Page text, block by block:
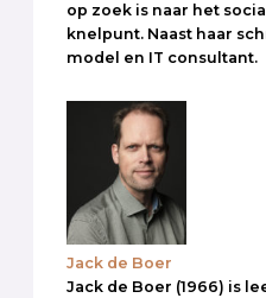
op zoek is naar het
knelpunt. Naast haar
model en IT consultant.
Jack de Boer
Jack de Boer (1966) is